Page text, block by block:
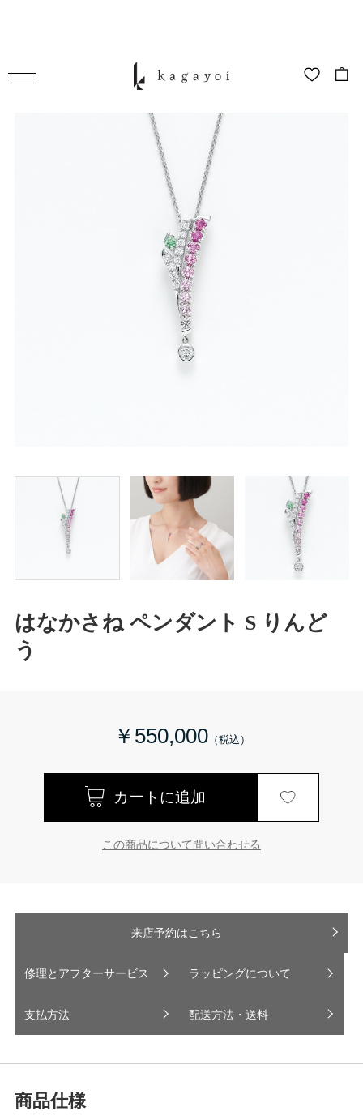
はなかさね ペンダント S りんど
う
￥550,000
この商品について問い合わせる
来店予約はこちら
修理とアフターサービス ラッピングについて
支払方法 配送方法・送料